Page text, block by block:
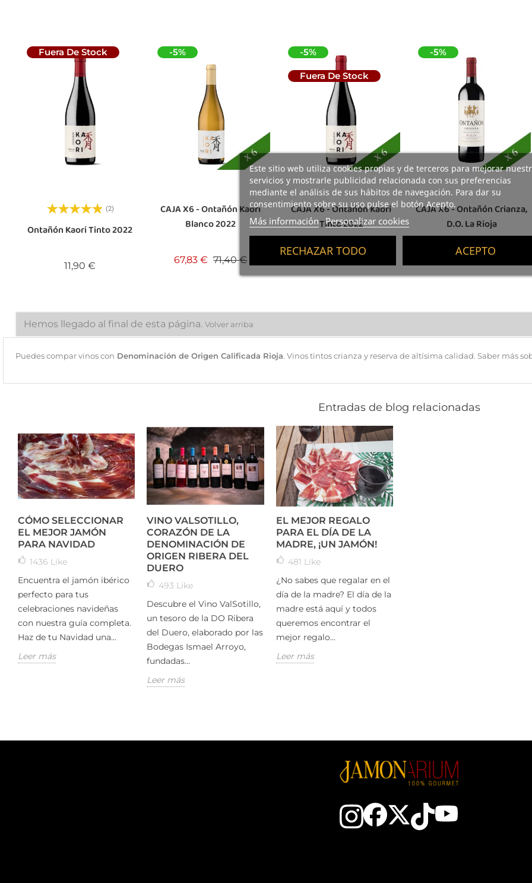
Este sitio web utiliza cookies propias y de terceros para mejorar
servicios y mostrarle publicidad relacionada con sus preferencias
mediante el análisis de sus hábitos de navegación. Para dar su
consentimiento sobre su uso pulse el botón Acepto.
Más información Personalizar cookies
RECHAZAR TODO ACEPTO
Fuera De Stock
(2)
Ontañón Kaori Tinto 2022
11,90 €
-5%
CAJA X6 - Ontañón Kaori
Blanco 2022
67,83 € Precio base
71,40 €Precio
-5%
Fuera De Stock
CAJA X6 - Ontañón Kaori
Tinto 2022
-5%
CAJA X6 - Ontañón Crianza,
D.O. La Rioja
Hemos llegado al final de esta página. Volver arriba
Puedes compar vinos con Denominación de Origen Calificada Rioja. Vinos tintos crianza y reserva de altísima calidad. Saber más
Entradas de blog relacionadas
CÓMO SELECCIONAR
EL MEJOR JAMÓN
PARA NAVIDAD
1436 Like
Encuentra el jamón ibérico
perfecto para tus
celebraciones navideñas
con nuestra guía completa.
Haz de tu Navidad una...
Leer más
VINO VALSOTILLO,
CORAZÓN DE LA
DENOMINACIÓN DE
ORIGEN RIBERA DEL
DUERO
493 Like
Descubre el Vino ValSotillo,
un tesoro de la DO Ribera
del Duero, elaborado por las
Bodegas Ismael Arroyo,
fundadas...
Leer más
EL MEJOR REGALO
PARA EL DÍA DE LA
MADRE, ¡UN JAMÓN!
481 Like
¿No sabes que regalar en el
día de la madre? El día de la
madre está aquí y todos
queremos encontrar el
mejor regalo...
Leer más